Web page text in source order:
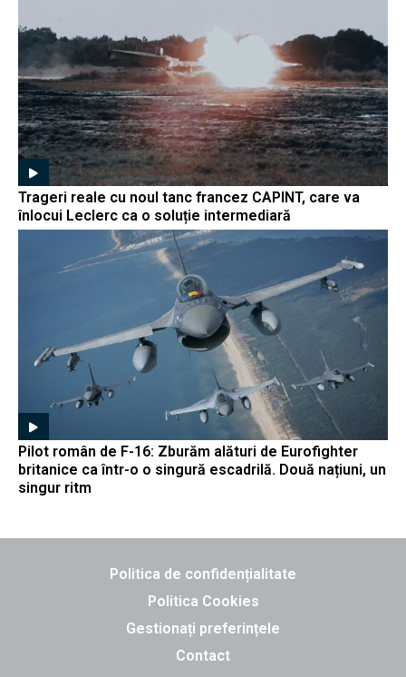
Trageri reale cu noul tanc francez CAPINT, care va
înlocui Leclerc ca o soluție intermediară
Pilot român de F-16: Zburăm alături de Eurofighter
britanice ca într-o o singură escadrilă. Două națiuni, un
singur ritm
Politica de confidențialitate
Politica Cookies
Gestionați preferințele
Contact